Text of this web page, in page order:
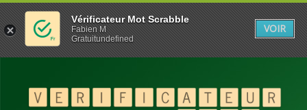
Vérificateur Mot Scrabble
Fabien M
Gratuitundefined
VOIR